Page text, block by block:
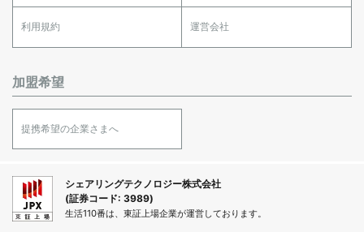
利用規約 運営会社
加盟希望
提携希望の企業さまへ
シェアリングテクノロジー株式会社
(証券コード: 3989)
生活110番は、東証上場企業が運営しております。